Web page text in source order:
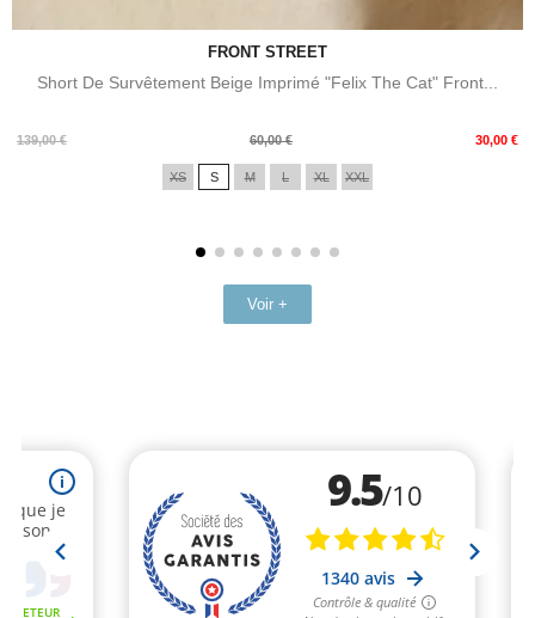
FRONT STREET
Short De Survêtement Beige Imprimé "Felix The Cat" Front...
139,00 €
Prix
60,00 € 30,00 €
Prix
XS S M L XL XXL
Voir +